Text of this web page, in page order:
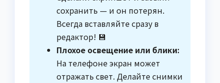
сохранить — и он потерян.
Всегда вставляйте сразу в
редактор! 💾
Плохое освещение или блики:
На телефоне экран может
отражать свет. Делайте снимки